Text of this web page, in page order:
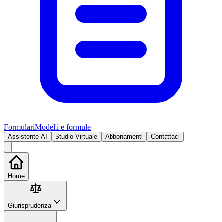
FormulariModelli e formule
Assistente AI Studio Virtuale Abbonamenti Contattaci
Home
Giurisprudenza